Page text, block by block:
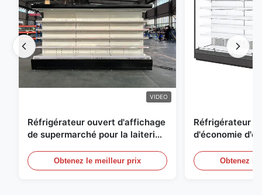
VIDEO
Réfrigérateur ouvert d'affichage
de supermarché pour la laiterie
LED
Obtenez le meilleur prix
Réfrigérateur
d'économie
Obtenez